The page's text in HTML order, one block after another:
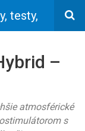
testy,
–
atmosférické
s